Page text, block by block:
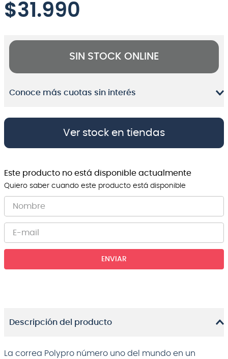
$31.990
SIN STOCK ONLINE
Conoce más cuotas sin interés
Ver stock en tiendas
Este producto no está disponible actualmente
Quiero saber cuando este producto está disponible
ENVIAR
Descripción del producto
La correa Polypro número uno del mundo en un
9.
micrófono